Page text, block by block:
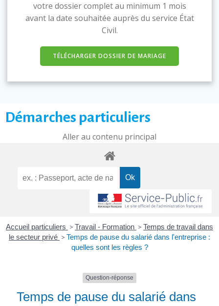
votre dossier complet au minimum 1 mois
avant la date souhaitée auprès du service État
Civil.
TÉLÉCHARGER DOSSIER DE MARIAGE
Démarches particuliers
Aller au contenu principal
Accueil particuliers > Travail - Formation > Temps de travail dans
le secteur privé > Temps de pause du salarié dans l'entreprise :
quelles sont les règles ?
Question-réponse
Temps de pause du salarié dans